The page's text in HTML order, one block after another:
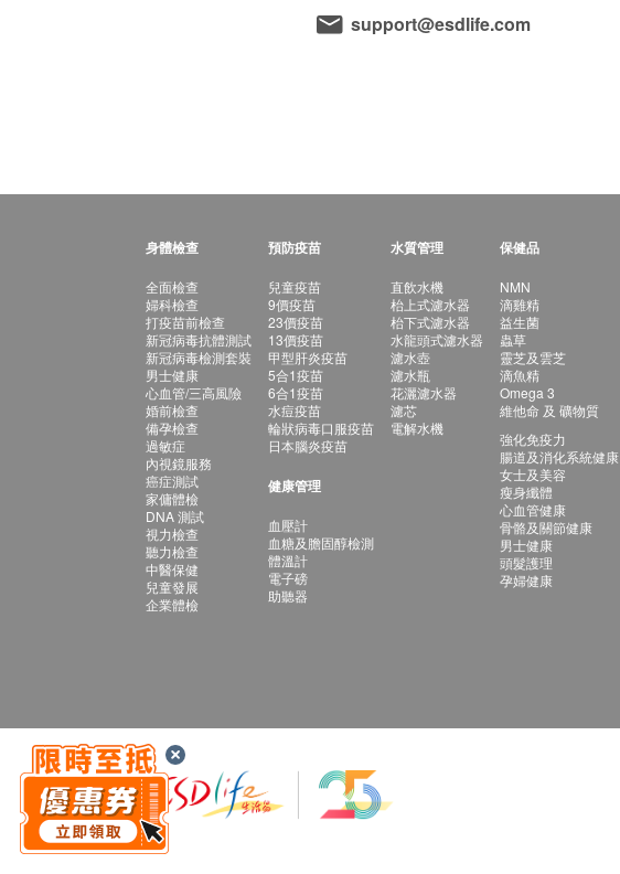
support@esdlife.com
身體檢查
全面檢查
婦科檢查
打疫苗前檢查
新冠病毒抗體測試
新冠病毒檢測套裝
男士健康
心血管/三高風險
婚前檢查
備孕檢查
過敏症
內視鏡服務
癌症測試
家傭體檢
DNA 測試
視力檢查
聽力檢查
中醫保健
兒童發展
企業體檢
預防疫苗
兒童疫苗
9價疫苗
23價疫苗
13價疫苗
甲型肝炎疫苗
5合1疫苗
6合1疫苗
水痘疫苗
輪狀病毒口服疫苗
日本腦炎疫苗
健康管理
血壓計
血糖及膽固醇檢測
體溫計
電子磅
助聽器
水質管理
直飲水機
枱上式濾水器
枱下式濾水器
水龍頭式濾水器
濾水壺
濾水瓶
花灑濾水器
濾芯
電解水機
保健品
NMN
滴雞精
益生菌
蟲草
靈芝及雲芝
滴魚精
Omega 3
維他命 及 礦物質
強化免疫力
腸道及消化系統健康
女士及美容
瘦身纖體
心血管健康
骨骼及關節健康
男士健康
頭髮護理
孕婦健康